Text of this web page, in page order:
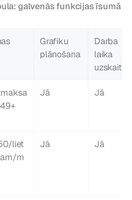
galvenās funkcijas īsumā
Grafiku
plānošana
Darba
laika
uzskaite
Jā Jā
liet
m
Jā Jā